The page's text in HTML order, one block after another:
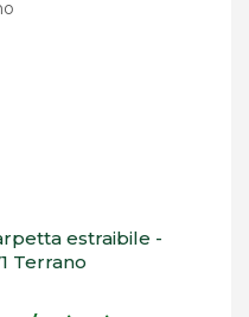
estraibile -
Terrano